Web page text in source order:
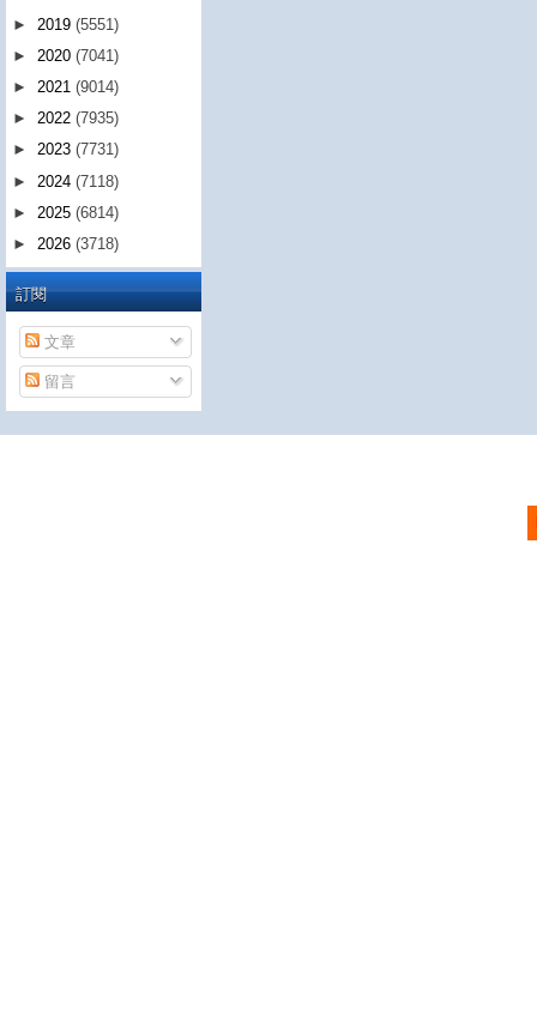
► 2019 (5551)
► 2020 (7041)
► 2021 (9014)
► 2022 (7935)
► 2023 (7731)
► 2024 (7118)
► 2025 (6814)
► 2026 (3718)
訂閱
文章
留言